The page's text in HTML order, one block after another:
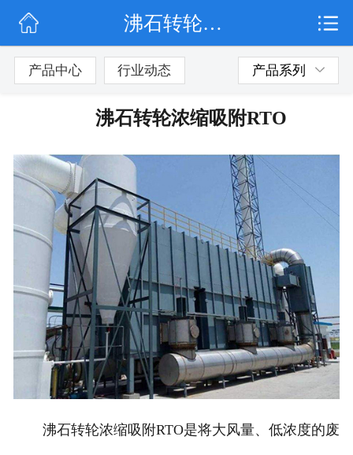
公司简介
联系我们
沸石转轮浓缩吸附RTO
产品中心 行业动态 产品系列
沸石转轮浓缩吸附RTO
沸石转轮浓缩吸附RTO是将大风量、低浓度的废